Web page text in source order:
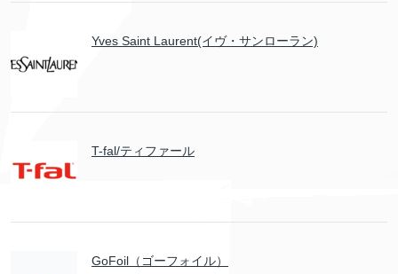
Yves Saint Laurent(イヴ・サンローラン)
T-fal/ティファール
GoFoil（ゴーフォイル）